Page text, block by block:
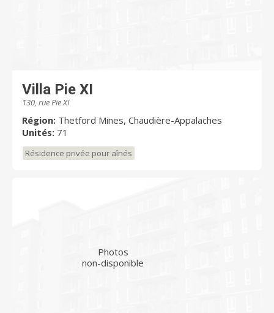
Villa Pie XI
130, rue Pie XI
Région: Thetford Mines, Chaudière-Appalaches
Unités: 71
Résidence privée pour aînés
Photos
non-disponible